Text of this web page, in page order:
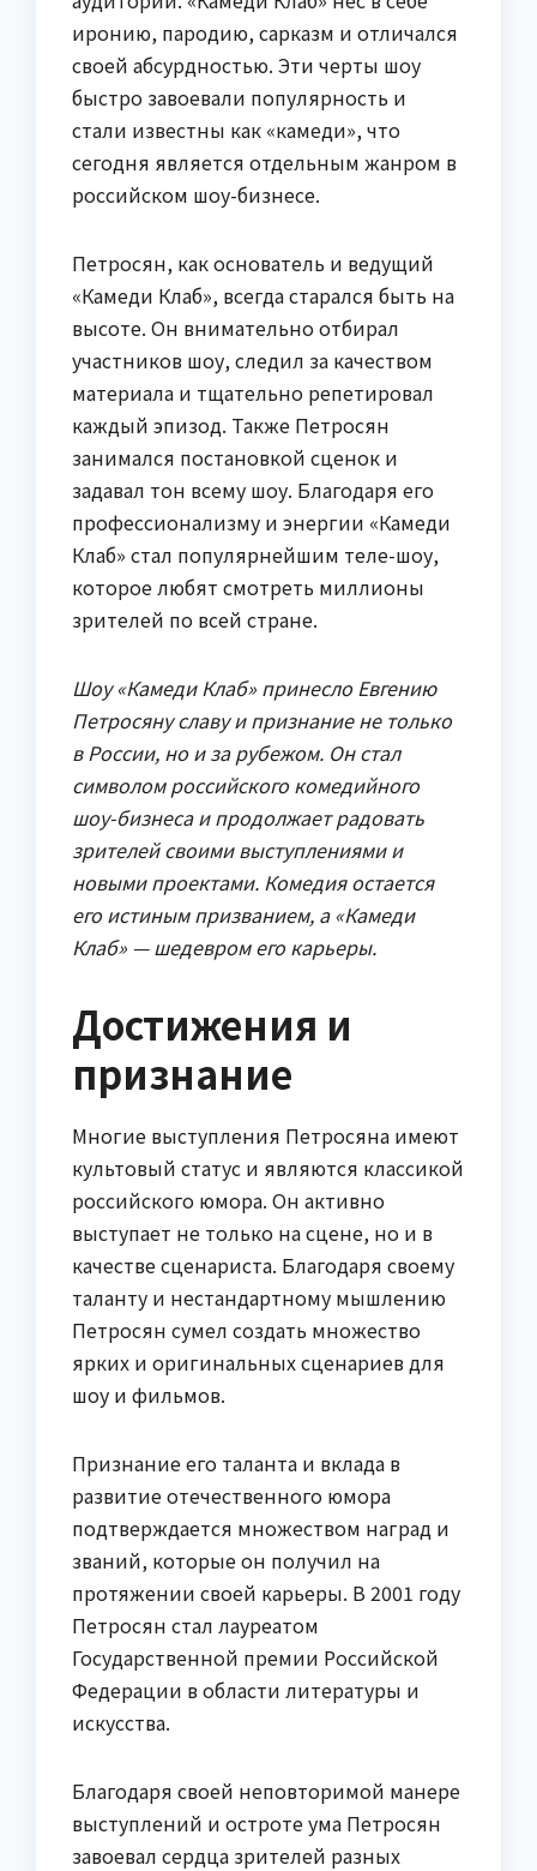
иронию, пародию, сарказм и отличался
своей абсурдностью. Эти черты шоу
быстро завоевали популярность и
стали известны как «камеди», что
сегодня является отдельным жанром в
российском шоу-бизнесе.
Петросян, как основатель и ведущий
«Камеди Клаб», всегда старался быть на
высоте. Он внимательно отбирал
участников шоу, следил за качеством
материала и тщательно репетировал
каждый эпизод. Также Петросян
занимался постановкой сценок и
задавал тон всему шоу. Благодаря его
профессионализму и энергии «Камеди
Клаб» стал популярнейшим теле-шоу,
которое любят смотреть миллионы
зрителей по всей стране.
Шоу «Камеди Клаб» принесло Евгению
Петросяну славу и признание не только
в России, но и за рубежом. Он стал
символом российского комедийного
шоу-бизнеса и продолжает радовать
зрителей своими выступлениями и
новыми проектами. Комедия остается
его истиным призванием, а «Камеди
Клаб» — шедевром его карьеры.
Достижения и
признание
Многие выступления Петросяна имеют
культовый статус и являются классикой
российского юмора. Он активно
выступает не только на сцене, но и в
качестве сценариста. Благодаря своему
таланту и нестандартному мышлению
Петросян сумел создать множество
ярких и оригинальных сценариев для
шоу и фильмов.
Признание его таланта и вклада в
развитие отечественного юмора
подтверждается множеством наград и
званий, которые он получил на
протяжении своей карьеры. В 2001 году
Петросян стал лауреатом
Государственной премии Российской
Федерации в области литературы и
искусства.
Благодаря своей неповторимой манере
выступлений и остроте ума Петросян
завоевал сердца зрителей разных